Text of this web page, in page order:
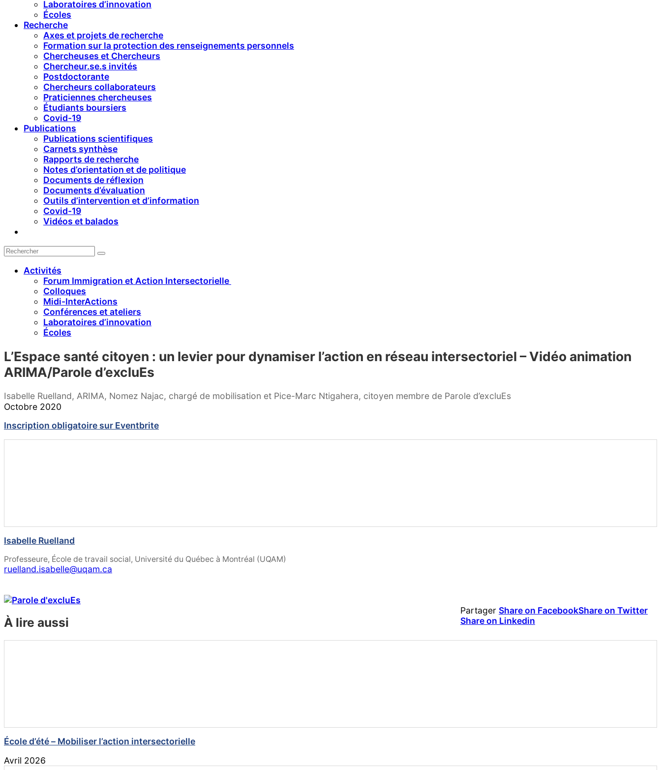
Laboratoires d’innovation
Écoles
Recherche
Axes et projets de recherche
Formation sur la protection des renseignements personnels
Chercheuses et Chercheurs
Chercheur.se.s invités
Postdoctorante
Chercheurs collaborateurs
Praticiennes chercheuses
Étudiants boursiers
Covid-19
Publications
Publications scientifiques
Carnets synthèse
Rapports de recherche
Notes d’orientation et de politique
Documents de réflexion
Documents d’évaluation
Outils d’intervention et d’information
Covid-19
Vidéos et balados
Activités
Forum Immigration et Action Intersectorielle
Colloques
Midi-InterActions
Conférences et ateliers
Laboratoires d’innovation
Écoles
L’Espace santé citoyen : un levier pour dynamiser l’action en réseau intersectoriel – Vidéo animation
ARIMA/Parole d’excluEs
Isabelle Ruelland, ARIMA, Nomez Najac, chargé de mobilisation et Pice-Marc Ntigahera, citoyen membre de Parole d’excluEs
Octobre 2020
Inscription obligatoire sur Eventbrite
Isabelle Ruelland
Professeure, École de travail social, Université du Québec à Montréal (UQAM)
ruelland.isabelle@uqam.ca
Partager Share on FacebookShare on Twitter
Share on Linkedin
À lire aussi
École d’été – Mobiliser l’action intersectorielle
Avril 2026